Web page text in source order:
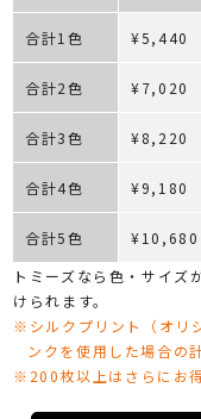
合計1色 ¥5,440
合計2色 ¥7,020
合計3色 ¥8,220
合計4色 ¥9,180
合計5色 ¥10,680
トミーズなら色・サイズ
けられます。
※シルクプリント（オリ
ンクを使用した場合の
※200枚以上はさらにお得